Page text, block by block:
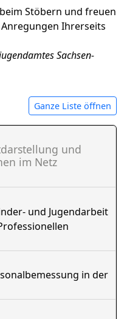
Stöbern und freuen
Ihrerseits
Sachsen-
Ganze Liste öffnen
und
im Netz
und Jugendarbeit
in der